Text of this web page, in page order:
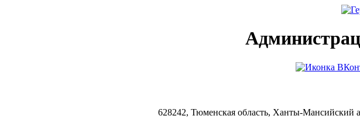
628242, Тюменская область, Ханты-